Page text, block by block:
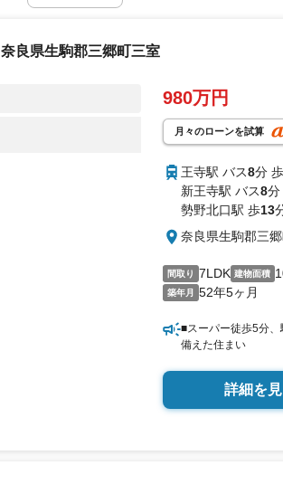
奈良県生駒郡三郷町三室
980万円
月々のローンを試算
王寺駅 バス8分 歩
新王寺駅 バス8分
勢野北口駅 歩13
奈良県生駒郡三
間取り 7LDK 建物面積
築年月 52年5ヶ月
■スーパー徒歩5分
備えた住まい
詳細を